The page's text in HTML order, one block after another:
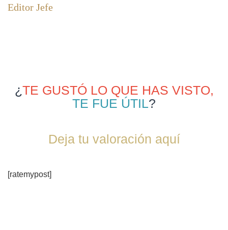
Editor Jefe
¿TE GUSTÓ LO QUE HAS VISTO,
TE FUE ÚTIL?
Deja tu valoración aquí
[ratemypost]